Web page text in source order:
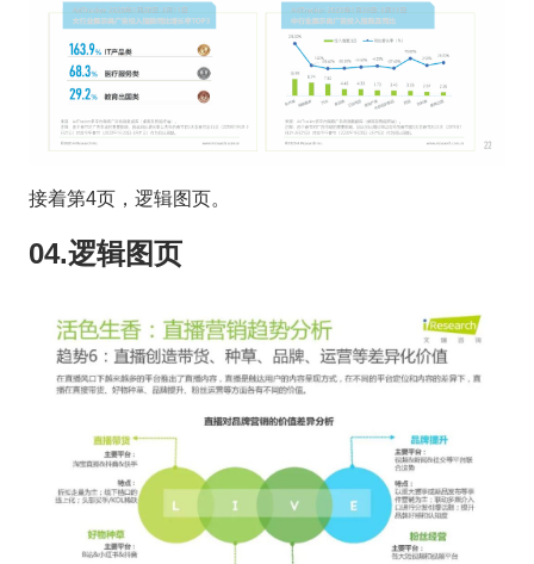
接着第4页，逻辑图页。
04.逻辑图页